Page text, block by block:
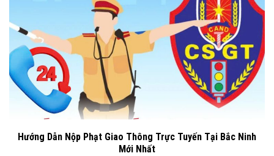
Hướng Dẫn Nộp Phạt Giao Thông Trực Tuyến Tại Bắc Ninh
Mới Nhất